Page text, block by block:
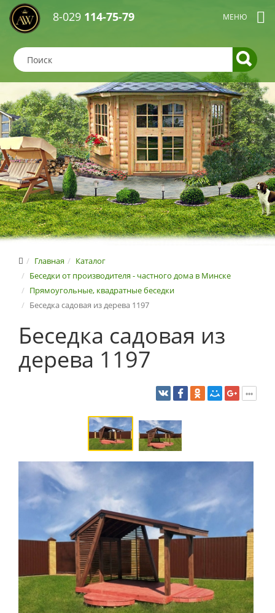
8-029 114-75-79
Главная
Каталог
Беседки от производителя - частного дома в Минске
Прямоугольные, квадратные беседки
Беседка садовая из дерева 1197
Беседка садовая из
дерева 1197